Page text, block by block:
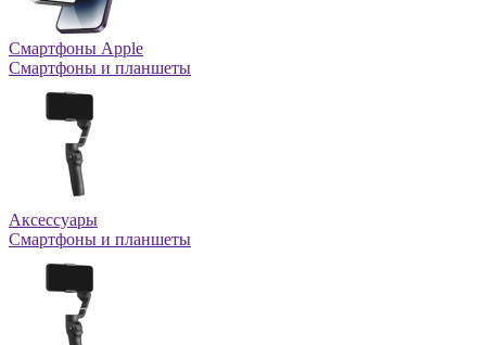
Смартфоны Apple
Смартфоны и планшеты
Аксессуары
Смартфоны и планшеты